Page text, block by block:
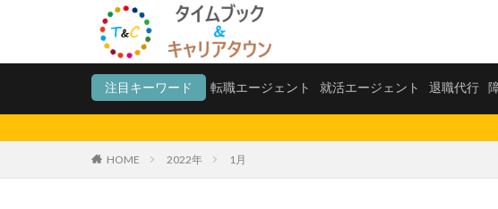
注目キーワード 転職エージェント 就活エージェント 退職代行
HOME 2022年 1月
転職エージェント 就活エージェント 退